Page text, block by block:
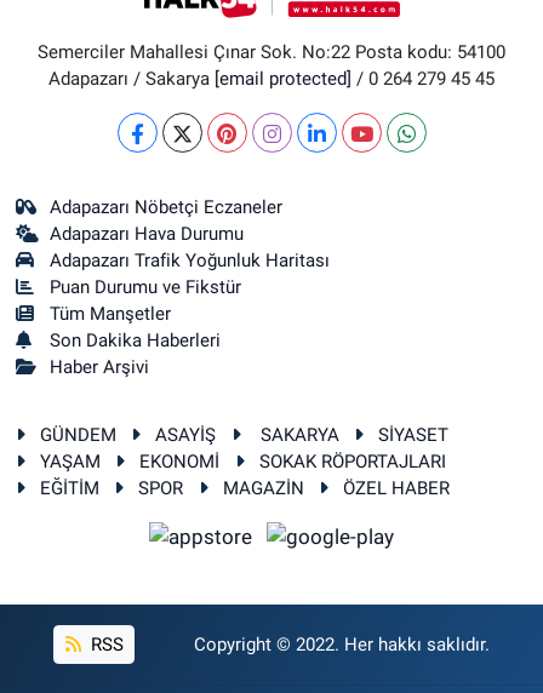
Semerciler Mahallesi Çınar Sok. No:22 Posta kodu: 54100
Adapazarı / Sakarya [email protected] / 0 264 279 45 45
Adapazarı Nöbetçi Eczaneler
Adapazarı Hava Durumu
Adapazarı Trafik Yoğunluk Haritası
Puan Durumu ve Fikstür
Tüm Manşetler
Son Dakika Haberleri
Haber Arşivi
GÜNDEM ASAYİŞ SAKARYA
SİYASET
YAŞAM
EKONOMİ
SOKAK RÖPORTAJLARI
EĞİTİM
SPOR MAGAZİN ÖZEL HABER
RSS Copyright © 2022. Her hakkı saklıdır.